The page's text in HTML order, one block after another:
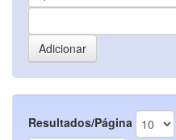
Resultados/Página